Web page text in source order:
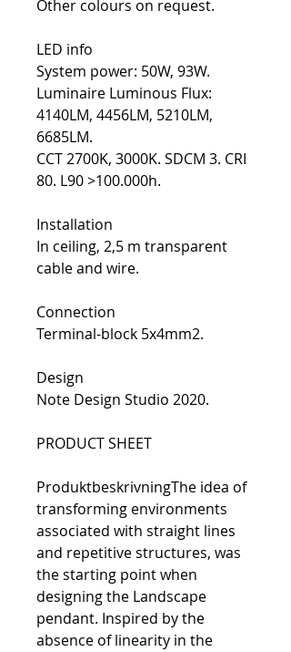
Other colours on request.
LED info
System power: 50W, 93W.
Luminaire Luminous Flux:
4140LM, 4456LM, 5210LM,
6685LM.
CCT 2700K, 3000K. SDCM 3. CRI
80. L90 >100.000h.
Installation
In ceiling, 2,5 m transparent
cable and wire.
Connection
Terminal-block 5x4mm2.
Design
Note Design Studio 2020.
PRODUCT SHEET
ProduktbeskrivningThe idea of
transforming environments
associated with straight lines
and repetitive structures, was
the starting point when
designing the Landscape
pendant. Inspired by the
absence of linearity in the